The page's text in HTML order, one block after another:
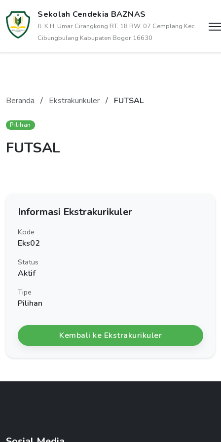
Sekolah Cendekia BAZNAS
Jl. K.H. Umar Cirangkong RT. 18 RW. 07 Cemplang Kec.
Cibungbulang Kabupaten Bogor 16630
Beranda / Ekstrakurikuler / FUTSAL
Pilihan
FUTSAL
Informasi Ekstrakurikuler
Kode
Eks02
Status
Aktif
Tipe
Pilihan
Kembali ke Ekstrakurikuler